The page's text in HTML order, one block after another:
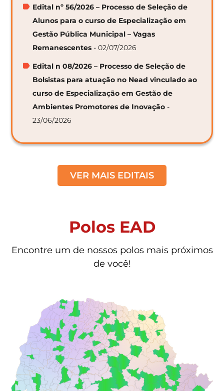
Edital nº 56/2026 – Processo de Seleção de
Alunos para o curso de Especialização em
Gestão Pública Municipal – Vagas
Remanescentes - 02/07/2026
Edital n 08/2026 – Processo de Seleção de
Bolsistas para atuação no Nead vinculado ao
curso de Especialização em Gestão de
Ambientes Promotores de Inovação -
23/06/2026
VER MAIS EDITAIS
Polos EAD
Encontre um de nossos polos mais próximos
de você!